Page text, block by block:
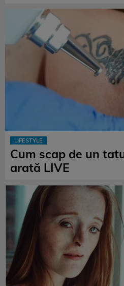
LIFESTYLE
Cum scap de un
arată LIVE